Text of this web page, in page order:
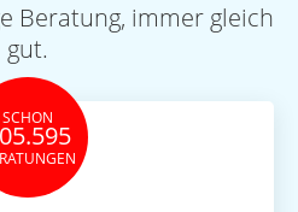
Beratung, immer gleich
gut.
SCHON